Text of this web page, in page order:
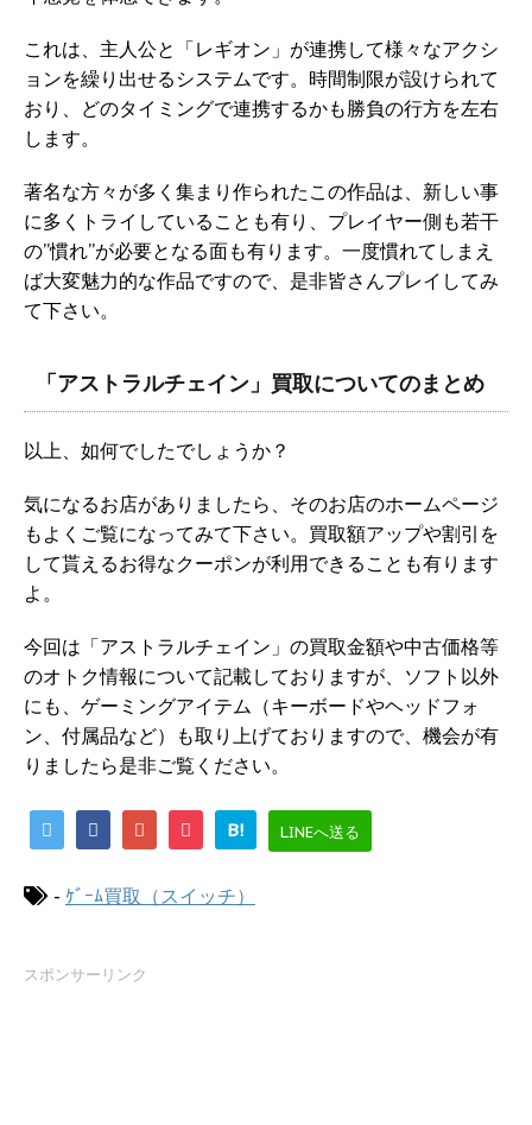
これは、主人公と「レギオン」が連携して様々なアクシ
ョンを繰り出せるシステムです。時間制限が設けられて
おり、どのタイミングで連携するかも勝負の行方を左右
します。
著名な方々が多く集まり作られたこの作品は、新しい事
に多くトライしていることも有り、プレイヤー側も若干
の”慣れ”が必要となる面も有ります。一度慣れてしまえ
ば大変魅力的な作品ですので、是非皆さんプレイしてみ
て下さい。
「アストラルチェイン」買取についてのまとめ
以上、如何でしたでしょうか？
気になるお店がありましたら、そのお店のホームページ
もよくご覧になってみて下さい。買取額アップや割引を
して貰えるお得なクーポンが利用できることも有ります
よ。
今回は「アストラルチェイン」の買取金額や中古価格等
のオトク情報について記載しておりますが、ソフト以外
にも、ゲーミングアイテム（キーボードやヘッドフォ
ン、付属品など）も取り上げておりますので、機会が有
りましたら是非ご覧ください。
B! LINEへ送る
- ｹﾞｰﾑ買取（スイッチ）
スポンサーリンク